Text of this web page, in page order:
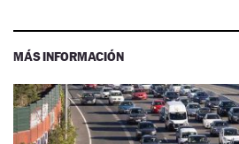
MÁS INFORMACIÓN